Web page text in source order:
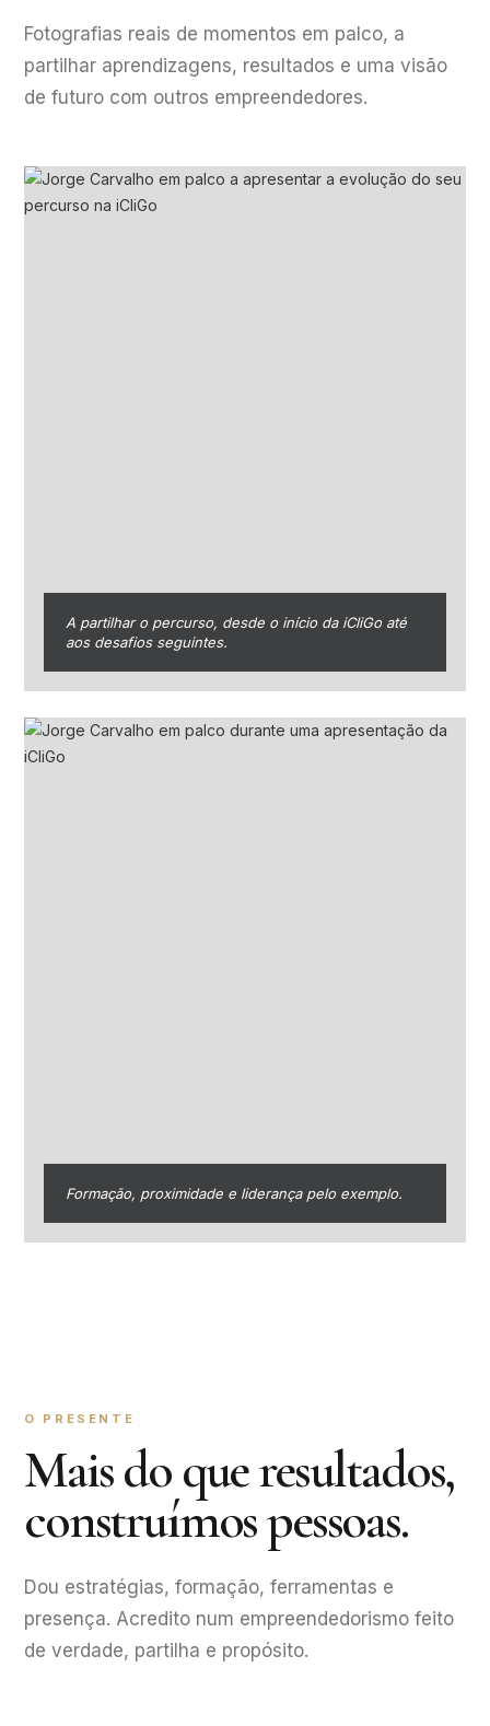
Fotografias reais de momentos em palco, a
partilhar aprendizagens, resultados e uma visão
de futuro com outros empreendedores.
A partilhar o percurso, desde o início da iCliGo até
aos desafios seguintes.
Formação, proximidade e liderança pelo exemplo.
O PRESENTE
Mais do que resultados,
construímos pessoas.
Dou estratégias, formação, ferramentas e
presença. Acredito num empreendedorismo feito
de verdade, partilha e propósito.